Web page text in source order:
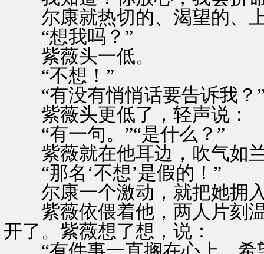
尔康就热切的、渴望的、上
“想我吗？”
紫薇头一低。
“不想！”
“有没有悄悄话要告诉我？
紫薇头更低了，轻声说：
“有一句。”“是什么？”
紫薇就在他耳边，吹气如
“那名‘不想’是假的！”
尔康一个激动，就把她拥
紫薇依偎着他，两人片刻温
开了。紫薇想了想，说：